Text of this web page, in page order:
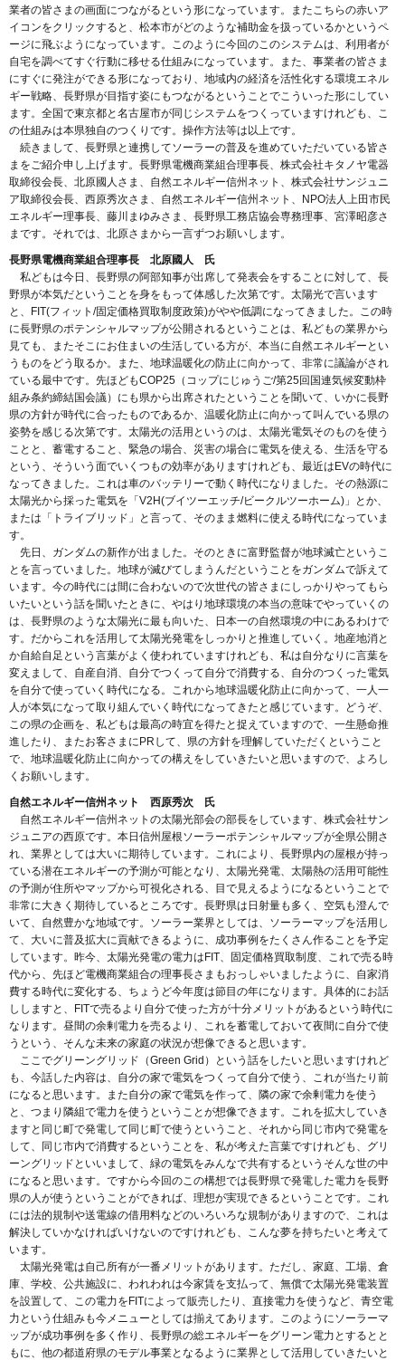
業者の皆さまの画面につながるという形になっています。またこちらの赤いア
イコンをクリックすると、松本市がどのような補助金を扱っているかというペ
ージに飛ぶようになっています。このように今回のこのシステムは、利用者が
自宅を調べてすぐ行動に移せる仕組みになっています。また、事業者の皆さま
にすぐに発注ができる形になっており、地域内の経済を活性化する環境エネル
ギー戦略、長野県が目指す姿にもつながるということでこういった形にしてい
ます。全国で東京都と名古屋市が同じシステムをつくっていますけれども、こ
の仕組みは本県独自のつくりです。操作方法等は以上です。
続きまして、長野県と連携してソーラーの普及を進めていただいている皆さ
まをご紹介申し上げます。長野県電機商業組合理事長、株式会社キタノヤ電器
取締役会長、北原國人さま、自然エネルギー信州ネット、株式会社サンジュニ
ア取締役会長、西原秀次さま、自然エネルギー信州ネット、NPO法人上田市民
エネルギー理事長、藤川まゆみさま、長野県工務店協会専務理事、宮澤昭彦さ
まです。それでは、北原さまから一言ずつお願いします。
長野県電機商業組合理事長 北原國人 氏
私どもは今日、長野県の阿部知事が出席して発表会をすることに対して、長
野県が本気だということを身をもって体感した次第です。太陽光で言います
と、FIT(フィット/固定価格買取制度政策)がやや低調になってきました。この時
に長野県のポテンシャルマップが公開されるということは、私どもの業界から
見ても、またそこにお住まいの生活している方が、本当に自然エネルギーとい
うものをどう取るか。また、地球温暖化の防止に向かって、非常に議論がされ
ている最中です。先ほどもCOP25（コップにじゅうご/第25回国連気候変動枠
組み条約締結国会議）にも県から出席されたということを聞いて、いかに長野
県の方針が時代に合ったものであるか、温暖化防止に向かって叫んでいる県の
姿勢を感じる次第です。太陽光の活用というのは、太陽光電気そのものを使う
ことと、蓄電すること、緊急の場合、災害の場合に電気を使える、生活を守る
という、そういう面でいくつもの効率がありますけれども、最近はEVの時代に
なってきました。これは車のバッテリーで動く時代になりました。その熱源に
太陽光から採った電気を「V2H(ブイツーエッチ/ビークルツーホーム)」とか、
または「トライブリッド」と言って、そのまま燃料に使える時代になっていま
す。
先日、ガンダムの新作が出ました。そのときに富野監督が地球滅亡というこ
とを言っていました。地球が滅びてしまうんだということをガンダムで訴えて
います。今の時代には間に合わないので次世代の皆さまにしっかりやってもら
いたいという話を聞いたときに、やはり地球環境の本当の意味でやっていくの
は、長野県のような太陽光に最も向いた、日本一の自然環境の中にあるわけで
す。だからこれを活用して太陽光発電をしっかりと推進していく。地産地消と
か自給自足という言葉がよく使われていますけれども、私は自分なりに言葉を
変えまして、自産自消、自分でつくって自分で消費する、自分のつくった電気
を自分で使っていく時代になる。これから地球温暖化防止に向かって、一人一
人が本気になって取り組んでいく時代になってきたと感じています。どうぞ、
この県の企画を、私どもは最高の時宜を得たと捉えていますので、一生懸命推
進したり、またお客さまにPRして、県の方針を理解していただくということ
で、地球温暖化防止に向かっての構えをしていきたいと思いますので、よろし
くお願いします。
自然エネルギー信州ネット 西原秀次 氏
自然エネルギー信州ネットの太陽光部会の部長をしています、株式会社サン
ジュニアの西原です。本日信州屋根ソーラーポテンシャルマップが全県公開さ
れ、業界としては大いに期待しています。これにより、長野県内の屋根が持っ
ている潜在エネルギーの予測が可能となり、太陽光発電、太陽熱の活用可能性
の予測が住所やマップから可視化される、目で見えるようになるということで
非常に大きく期待しているところです。長野県は日射量も多く、空気も澄んで
いて、自然豊かな地域です。ソーラー業界としては、ソーラーマップを活用し
て、大いに普及拡大に貢献できるように、成功事例をたくさん作ることを予定
しています。昨今、太陽光発電の電力はFIT、固定価格買取制度、これで売る時
代から、先ほど電機商業組合の理事長さまもおっしゃいましたように、自家消
費する時代に変化する、ちょうど今年度は節目の年になります。具体的にお話
ししますと、FITで売るより自分で使った方が十分メリットがあるという時代に
なります。昼間の余剰電力を売るより、これを蓄電しておいて夜間に自分で使
うという、そんな未来の家庭の状況が想像できると思います。
ここでグリーングリッド（Green Grid）という話をしたいと思いますけれど
も、今話した内容は、自分の家で電気をつくって自分で使う、これが当たり前
になると思います。また自分の家で電気を作って、隣の家で余剰電力を使う
と、つまり隣組で電力を使うということが想像できます。これを拡大していき
ますと同じ町で発電して同じ町で使うということ、それから同じ市内で発電を
して、同じ市内で消費するということを、私が考えた言葉ですけれども、グリ
ーングリッドといいまして、緑の電気をみんなで共有するというそんな世の中
になると思います。ですから今回のこの構想では長野県で発電した電力を長野
県の人が使うということができれば、理想が実現できるということです。これ
には法的規制や送電線の借用料などのいろいろな規制がありますので、これは
解決していかなければいけないのですけれども、こんな夢を持ちたいと考えて
います。
太陽光発電は自己所有が一番メリットがあります。ただし、家庭、工場、倉
庫、学校、公共施設に、われわれは今家賃を支払って、無償で太陽光発電装置
を設置して、この電力をFITによって販売したり、直接電力を使うなど、青空電
力という仕組みも今メニューとしては揃えてあります。このようにソーラーマ
ップが成功事例を多く作り、長野県の総エネルギーをグリーン電力とするとと
もに、他の都道府県のモデル事業となるように業界として活用していきたいと